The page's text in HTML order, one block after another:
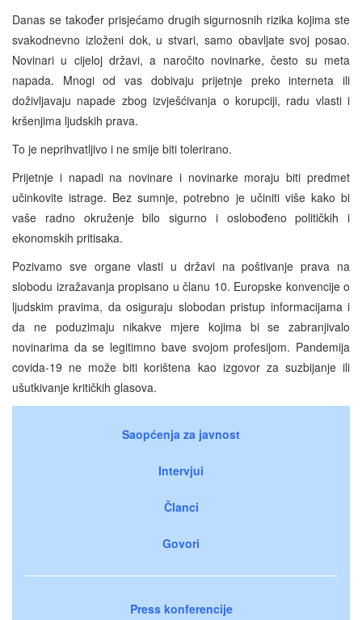
Danas se također prisjećamo drugih sigurnosnih rizika kojima ste
svakodnevno izloženi dok, u stvari, samo obavljate svoj posao.
Novinari u cijeloj državi, a naročito novinarke, često su meta
napada. Mnogi od vas dobivaju prijetnje preko interneta ili
doživljavaju napade zbog izvješćivanja o korupciji, radu vlasti i
kršenjima ljudskih prava.
To je neprihvatljivo i ne smije biti tolerirano.
Prijetnje i napadi na novinare i novinarke moraju biti predmet
učinkovite istrage. Bez sumnje, potrebno je učiniti više kako bi
vaše radno okruženje bilo sigurno i oslobođeno političkih i
ekonomskih pritisaka.
Pozivamo sve organe vlasti u državi na poštivanje prava na
slobodu izražavanja propisano u članu 10. Europske konvencije o
ljudskim pravima, da osiguraju slobodan pristup informacijama i
da ne poduzimaju nikakve mjere kojima bi se zabranjivalo
novinarima da se legitimno bave svojom profesijom. Pandemija
covida-19 ne može biti korištena kao izgovor za suzbijanje ili
ušutkivanje kritičkih glasova.
Saopćenja za javnost
Intervjui
Članci
Govori
Press konferencije